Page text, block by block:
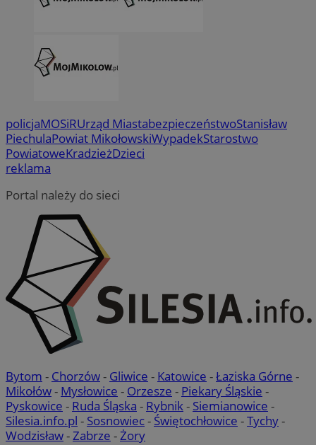
policjaMOSiRUrząd MiastabezpieczeństwoStanisław
PiechulaPowiat MikołowskiWypadekStarostwo
PowiatoweKradzieżDzieci
reklama
Portal należy do sieci
Bytom - Chorzów- Gliwice - Katowice -Łaziska Górne -
Mikołów- Mysłowice - Orzesze - Piekary Śląskie -
Pyskowice - Ruda Śląska - Rybnik- Siemianowice -
Silesia.info.pl - Sosnowiec- Świętochłowice -Tychy-
Wodzisław-Zabrze -Żory